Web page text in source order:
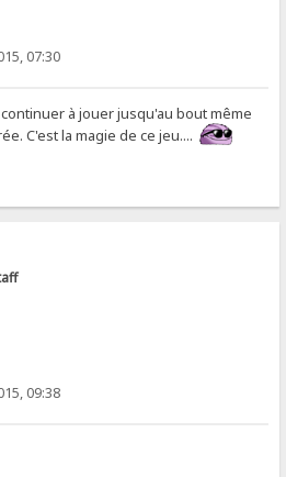
07:30
à jouer jusqu'au bout même
C'est la magie de ce jeu....
09:38